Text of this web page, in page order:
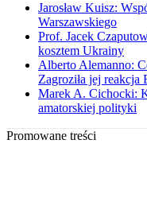
Jarosław Kuisz:
Warszawskiego
Prof. Jacek
kosztem Ukrainy
Alberto Alemanno:
Zagroziła jej reakcja
Marek A. Cichocki:
amatorskiej polityki
Promowane treści